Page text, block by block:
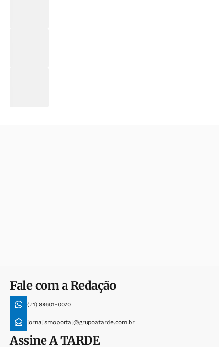
Fale com a Redação
(71) 99601-0020
jornalismoportal@grupoatarde.com.br
AssineA TARDE